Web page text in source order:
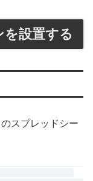
設置する
スプレッドシー